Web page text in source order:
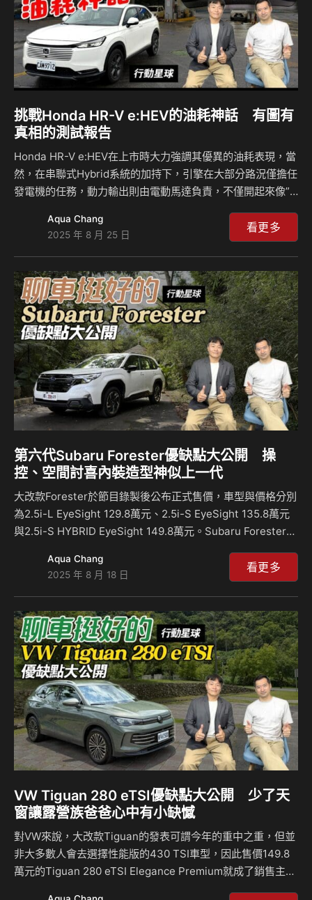
挑戰Honda HR-V e:HEV的油耗神話 有圖有
真相的測試報告
Honda HR-V e:HEV在上市時大力強調其優異的油耗表現，當
然，在串聯式Hybrid系統的加持下，引擎在大部分路況僅擔任
發電機的任務，動力輸出則由電動馬達負責，不僅開起來像”
23.5km/L的平均油耗似乎有點狂？來挑戰一下吧！此次測試
總里程155公里，途中市區、省道、高速公路各約占1/3路段，
以貼近真實用車狀況，測試結果如何？各路段有怎樣的油耗表
現？在文中以圖片、影片真實呈現里程電腦即時數據。另外，
此次測試還加上媒體慣用的”油槍跳停測試法”進行檢驗，結果
又是如何？請看乾貨滿滿的測試報告！ 相關新聞： 第六代
Subaru Forester…
Aqua Chang
2025 年 8 月 25 日
看更多
第六代Subaru Forester優缺點大公開 操
控、空間討喜內裝造型神似上一代
大改款Forester於節目錄製後公布正式售價，車型與價格分別
為2.5i-L EyeSight 129.8萬元、2.5i-S EyeSight 135.8萬元
與2.5i-S HYBRID EyeSight 149.8萬元。Subaru Forester一
WRC的風格，但濃厚的戶外休閒氣息則讓眾多outdoor玩家選
擇入主！因此第六代大改款產品自然是繼續沿續先前的戶外
風，寬敞的車室空間、大面積車側玻璃，高機能性的行李廂設
計等都是大改款Forester的產品訴求。此次試駕的是搭載2.5
升水平對臥自然進氣引擎+8速手自排的i-S EyeSight…
Aqua Chang
2025 年 8 月 18 日
看更多
VW Tiguan 280 eTSI優缺點大公開 少了天
窗讓露營族爸爸心中有小缺憾
對VW來說，大改款Tiguan的發表可謂今年的重中之重，但並
非大多數人會去選擇性能版的430 TSI車型，因此售價149.8
萬元的Tiguan 280 eTSI Elegance Premium就成了銷售主